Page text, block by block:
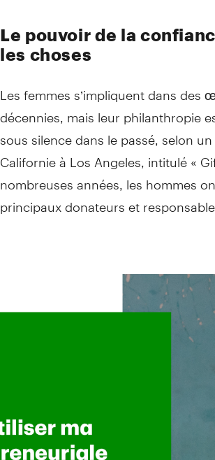
Le pouvoir de la
les choses
Les femmes s’impliquent dans
décennies, mais leur philanthropie
sous silence dans le passé, selon
Californie à Los Angeles, intitulé «
nombreuses années, les hommes
principaux donateurs et